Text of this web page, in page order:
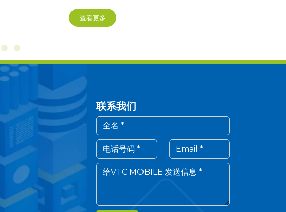
hướng chuyên nghiệp hóa sâu sắc.
查看更多
联系我们